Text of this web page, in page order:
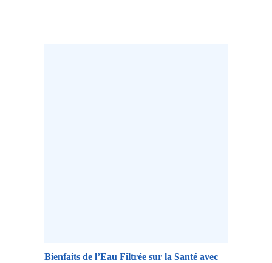
Bienfaits de l’Eau Filtrée sur la Santé avec